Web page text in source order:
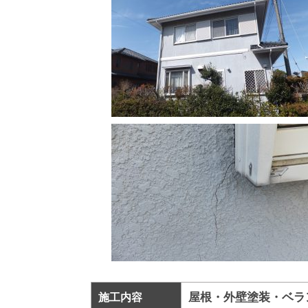
施工内容 屋根・外壁塗装・ベ